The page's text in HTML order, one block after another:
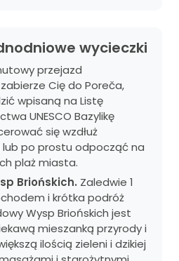
wycieczki
przejazd
Cię do Poreča,
wpisaną na Listę
UNESCO Bazylikę
się wzdłuż
po prostu odpocząć na
plaż miasta.
Briońskich. Zaledwie 1
i krótka podróż
Wysp Briońskich jest
mieszanką przyrody i
ilością zieleni i dzikiej